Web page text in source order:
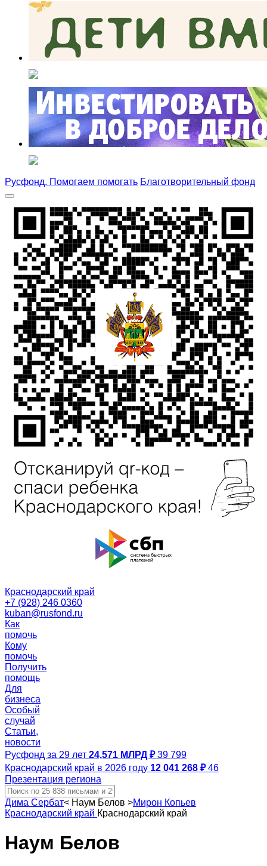
Русфонд. Помогаем помогать Благотворительный фонд
Краснодарский край
+7 (928) 246 0360
kuban@rusfond.ru
Как
помочь
Кому
помочь
Получить
помощь
Для
бизнеса
Особый
случай
Статьи,
новости
Русфонд за 29 лет 24,571 МЛРД ₽ 39 799
Краснодарский край в 2026 году 12 041 268 ₽ 46
Презентация региона
Дима Сербат< Наум Белов >Мирон Копьев
Краснодарский край Краснодарский край
Наум Белов